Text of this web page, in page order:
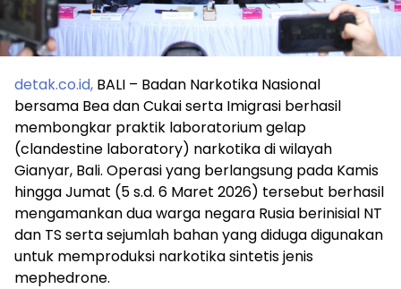
detak.co.id, BALI – Badan Narkotika Nasional
bersama Bea dan Cukai serta Imigrasi berhasil
membongkar praktik laboratorium gelap
(clandestine laboratory) narkotika di wilayah
Gianyar, Bali. Operasi yang berlangsung pada Kamis
hingga Jumat (5 s.d. 6 Maret 2026) tersebut berhasil
mengamankan dua warga negara Rusia berinisial NT
dan TS serta sejumlah bahan yang diduga digunakan
untuk memproduksi narkotika sintetis jenis
mephedrone.